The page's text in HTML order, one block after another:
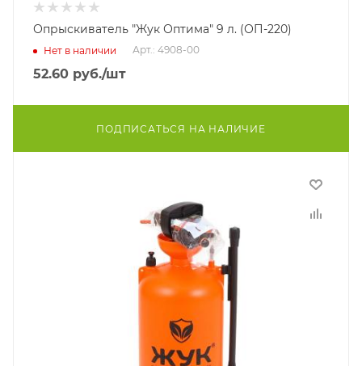
Опрыскиватель "Жук Оптима" 9 л. (ОП-220)
Нет в наличии Арт.: 4908-00
52.60 руб./шт
ПОДПИСАТЬСЯ НА НАЛИЧИЕ